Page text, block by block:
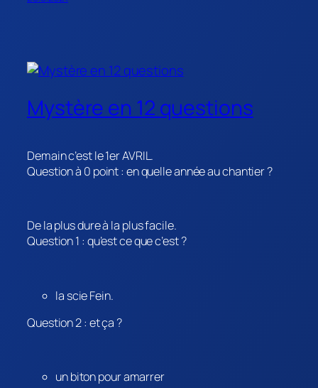
Mystère en 12 questions
Demain c’est le 1er AVRIL.
Question à 0 point : en quelle année au chantier ?
De la plus dure à la plus facile.
Question 1 : qu’est ce que c’est ?
la scie Fein.
Question 2 : et ça ?
un biton pour amarrer